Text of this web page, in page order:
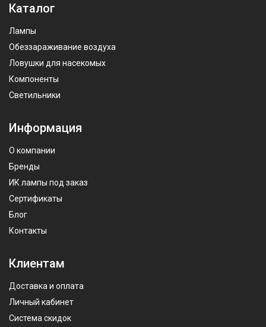
Каталог
Лампы
Обеззараживание воздуха
Ловушки для насекомых
Компоненты
Светильники
Информация
О компании
Бренды
ИК лампы под заказ
Сертификаты
Блог
Контакты
Клиентам
Доставка и оплата
Личный кабинет
Система скидок